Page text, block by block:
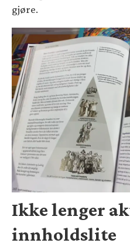
gjøre.
Ikke lenger
innholdslite